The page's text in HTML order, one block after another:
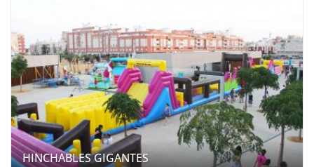
HINCHABLES GIGANTES